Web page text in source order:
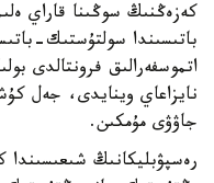
كەزەڭنىڭ سوڭىنا قاراي
باتىسىندا سولتۇستىك-
اتموسفەرالىق فرونتالدى
نايزاعاي وينايدى، جەل
جاۋۋى مۇمكىن.
رەسپۋبليكانىڭ